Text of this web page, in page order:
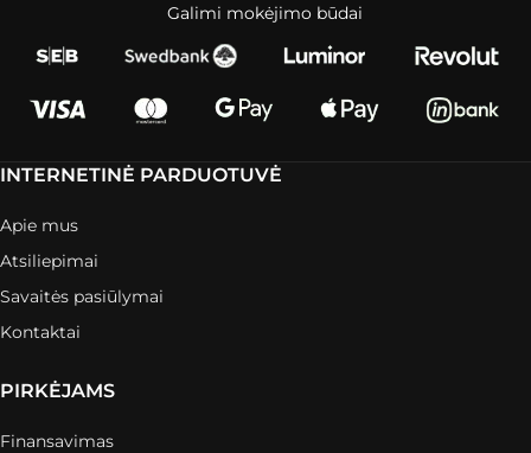
Galimi mokėjimo būdai
INTERNETINĖ PARDUOTUVĖ
Apie mus
Atsiliepimai
Savaitės pasiūlymai
Kontaktai
PIRKĖJAMS
Finansavimas